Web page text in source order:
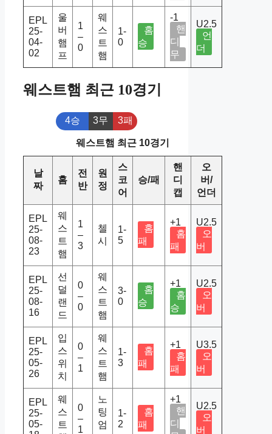
EPL
25-
04-
02
울
버
햄
프
1
–
0
웨
스
트
햄
1-
0
홈
승
-1
핸
디
무
U2.5
언
더
웨스트햄 최근 10경기
4승 3무 3패
웨스트햄 최근 10경기
날
짜
홈
전
반
원
정
스
코
어
승/패
핸
디
캡
오
버/
언더
EPL
25-
08-
23
웨
스
트
햄
1
–
3
첼
시
1-
5
홈
패
+1
홈
패
U2.5
오
버
EPL
25-
08-
16
선
덜
랜
드
0
–
0
웨
스
트
햄
3-
0
홈
승
+1
홈
승
U2.5
오
버
EPL
25-
05-
26
입
스
위
치
0
–
1
웨
스
트
햄
1-
3
홈
패
+1
홈
패
U3.5
오
버
EPL
25-
05-
웨
스
트
0
–
1
노
팅
엄
1-
2
홈
패
+1
핸
디
U2.5
오
버